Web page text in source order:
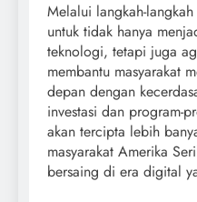
Melalui langkah-
untuk tidak hanya
teknologi, tetapi juga
membantu masyarakat
depan dengan
investasi dan program-
akan tercipta lebih
masyarakat Amerika
bersaing di era digital